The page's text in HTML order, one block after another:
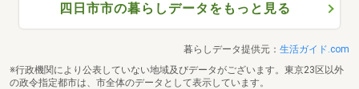
四日市市の暮らしデータをもっと見る
暮らしデータ提供元： 生活ガイド.com
※行政機関により公表していない地域及びデータがございます。東京23区以外
の政令指定都市は、市全体のデータとして表示しています。